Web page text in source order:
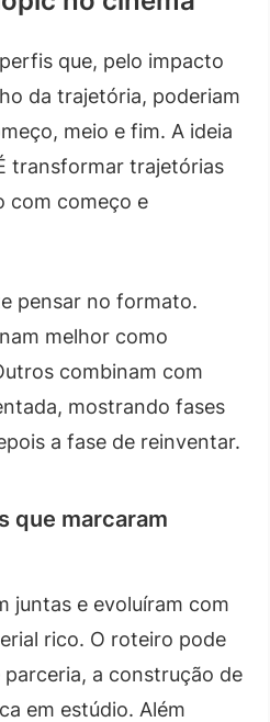
que, pelo impacto
da trajetória, poderiam
meio e fim. A ideia
transformar trajetórias
com começo e
pensar no formato.
melhor como
combinam com
mostrando fases
a fase de reinventar.
que marcaram
juntas e evoluíram com
rico. O roteiro pode
a construção de
em estúdio. Além